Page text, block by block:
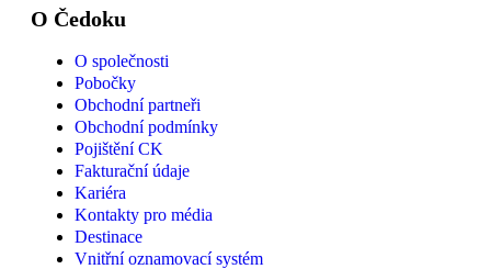
O Čedoku
O společnosti
Pobočky
Obchodní partneři
Obchodní podmínky
Pojištění CK
Fakturační údaje
Kariéra
Kontakty pro média
Destinace
Vnitřní oznamovací systém